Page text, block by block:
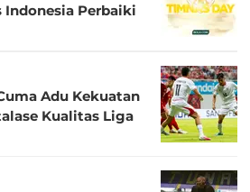
Indonesia Perbaiki
Adu Kekuatan
Kualitas Liga